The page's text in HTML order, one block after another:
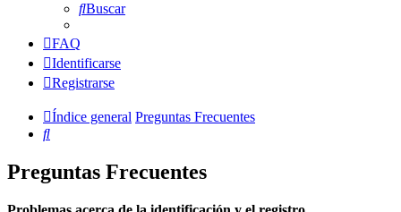
Buscar
FAQ
Identificarse
Registrarse
Índice general Preguntas Frecuentes
Buscar
Preguntas Frecuentes